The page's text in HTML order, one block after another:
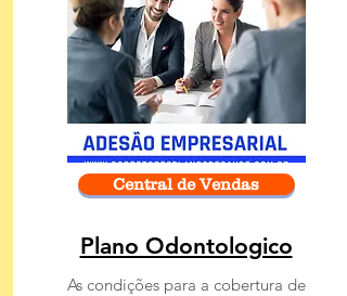
Central de Vendas
Plano Odontologico
As condições para a cobertura de